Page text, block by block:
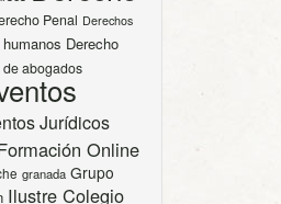
Penal Derechos
Derecho
abogados
Jurídicos
Online
granada Grupo
Ilustre Colegio